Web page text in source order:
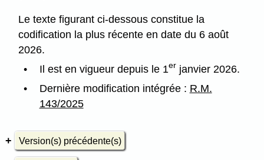
Le texte figurant ci-dessous constitue la
codification la plus récente en date du 6 août
2026.
Il est en vigueur depuis le 1er janvier 2026.
Dernière modification intégrée : R.M.
143/2025
Version(s) précédente(s)